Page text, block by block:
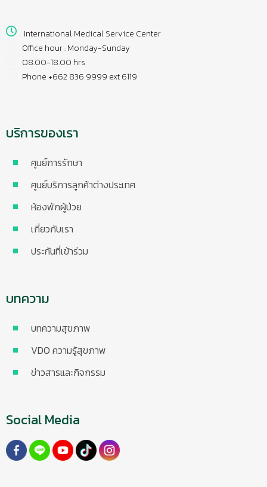
International Medical Service Center
Office hour : Monday-Sunday
08.00-18.00 hrs
Phone +662 836 9999 ext 6119
บริการของเรา
ศูนย์การรักษา
ศูนย์บริการลูกค้าต่างประเทศ
ห้องพักผู้ป่วย
เกี่ยวกับเรา
ประกันที่เข้าร่วม
บทความ
บทความสุขภาพ
VDO ความรู้สุขภาพ
ข่าวสารและกิจกรรม
Social Media